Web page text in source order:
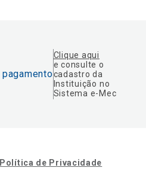
Clique aqui
e consulte o
cadastro da
Instituição no
Sistema e-Mec
de Privacidade